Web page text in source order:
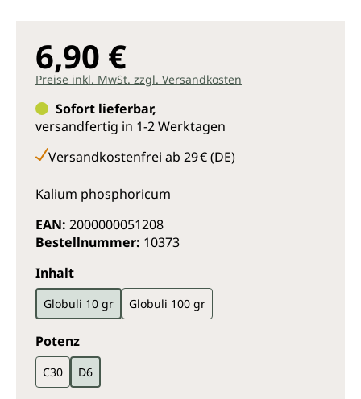
6,90 €
Preise inkl. MwSt. zzgl. Versandkosten
Sofort lieferbar,
versandfertig in 1-2 Werktagen
Versandkostenfrei ab 29 € (DE)
Kalium phosphoricum
EAN: 2000000051208
Bestellnummer: 10373
Inhaltauswählen
Globuli 10 gr Globuli 100 gr
Potenzauswählen
C30 D6